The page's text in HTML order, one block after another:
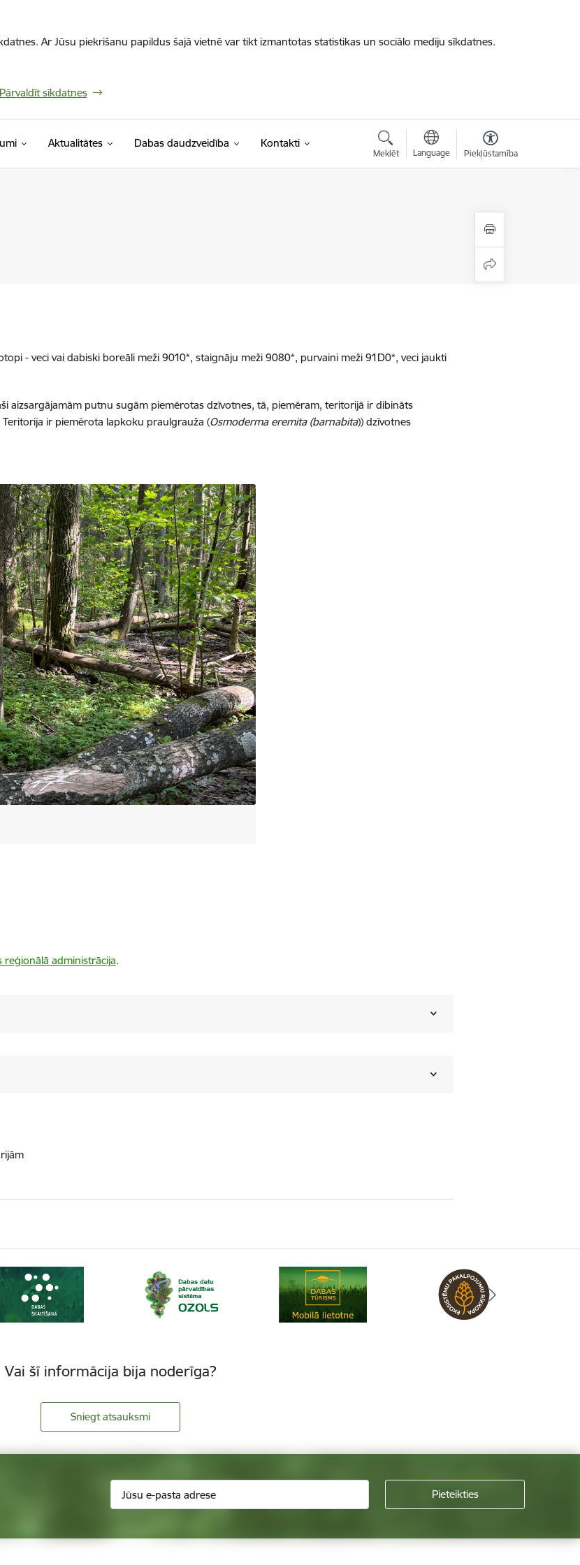
Ar Jūsu piekrišanu papildus šajā vietnē var tikt izmantotas statistikas un sociālo mediju sīkdatnes.
Pārvaldīt sīkdatnes
Aktualitātes Dabas daudzveidība Kontakti
Meklēt Language Piekļūstamība
- veci vai dabiski boreāli meži 9010*, staignāju meži 9080*, purvaini meži 91D0*, veci jaukti
aizsargājamām putnu sugām piemērotas dzīvotnes, tā, piemēram, teritorijā ir dibināts
Teritorija ir piemērota lapkoku praulgrauža (Osmoderma eremita (barnabita)) dzīvotnes
reģionālā administrācija.
Vai šī informācija bija noderīga?
Sniegt atsauksmi